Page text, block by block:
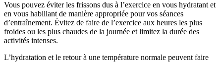
Vous pouvez éviter les frissons dus à l’exercice en vous hydratant et
en vous habillant de manière appropriée pour vos séances
d’entraînement. Évitez de faire de l’exercice aux heures les plus
froides ou les plus chaudes de la journée et limitez la durée des
activités intenses.
L’hydratation et le retour à une température normale peuvent faire